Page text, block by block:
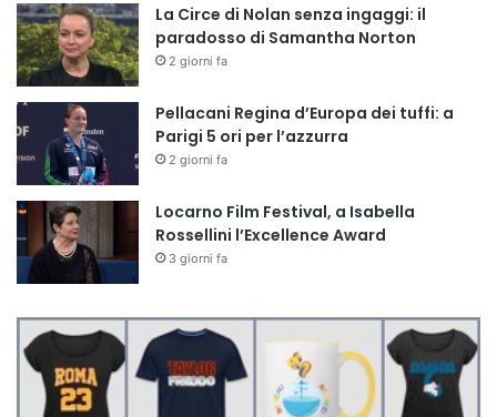
La Circe di Nolan senza ingaggi: il
paradosso di Samantha Norton
2 giorni fa
Pellacani Regina d’Europa dei tuffi: a
Parigi 5 ori per l’azzurra
2 giorni fa
Locarno Film Festival, a Isabella
Rossellini l’Excellence Award
3 giorni fa